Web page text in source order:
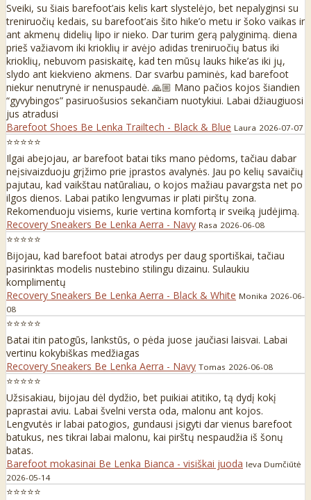
Sveiki, su šiais barefoot’ais kelis kart slystelėjo, bet nepalyginsi su
treniruočių kedais, su barefoot’ais šito hike’o metu ir šoko vaikas ir
ant akmenų didelių lipo ir nieko. Dar turim gerą palyginimą. diena
prieš važiavom iki krioklių ir avėjo adidas treniruočių batus iki
krioklių, nebuvom pasiskaitę, kad ten mūsų lauks hike’as iki jų,
slydo ant kiekvieno akmens. Dar svarbu paminės, kad barefoot
niekur nenutrynė ir nenuspaudė. 🙏🏼 Mano pačios kojos šiandien
“gyvybingos” pasiruošusios sekančiam nuotykiui. Labai džiaugiuosi
jus atradusi
Barefoot Shoes Be Lenka Trailtech - Black & Blue Laura 2026-07-07
⭐⭐⭐⭐⭐
Ilgai abejojau, ar barefoot batai tiks mano pėdoms, tačiau dabar
neįsivaizduoju grįžimo prie įprastos avalynės. Jau po kelių savaičių
pajutau, kad vaikštau natūraliau, o kojos mažiau pavargsta net po
ilgos dienos. Labai patiko lengvumas ir plati pirštų zona.
Rekomenduoju visiems, kurie vertina komfortą ir sveiką judėjimą.
Recovery Sneakers Be Lenka Aerra - Navy Rasa 2026-06-08
⭐⭐⭐⭐⭐
Bijojau, kad barefoot batai atrodys per daug sportiškai, tačiau
pasirinktas modelis nustebino stilingu dizainu. Sulaukiu
komplimentų
Recovery Sneakers Be Lenka Aerra - Black & White Monika 2026-06-
08
⭐⭐⭐⭐⭐
Batai itin patogūs, lankstūs, o pėda juose jaučiasi laisvai. Labai
vertinu kokybiškas medžiagas
Recovery Sneakers Be Lenka Aerra - Navy Tomas 2026-06-08
⭐⭐⭐⭐⭐
Užsisakiau, bijojau dėl dydžio, bet puikiai atitiko, tą dydį kokį
paprastai aviu. Labai švelni versta oda, malonu ant kojos.
Lengvutės ir labai patogios, gundausi įsigyti dar vienus barefoot
batukus, nes tikrai labai malonu, kai pirštų nespaudžia iš šonų
batas.
Barefoot mokasinai Be Lenka Bianca - visiškai juoda Ieva Dumčiūtė
2026-05-14
⭐⭐⭐⭐⭐